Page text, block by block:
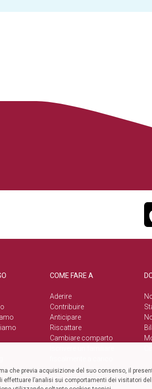
COME FARE A
Aderire
Contribuire
Anticipare
Riscattare
Cambiare comparto
che previa acquisizione del suo consenso, il
l’analisi sui comportamenti dei visitatori